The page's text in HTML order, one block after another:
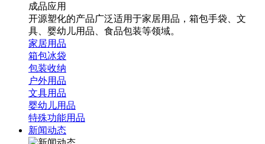
成品应用
开源塑化的产品广泛适用于家居用品，箱包手袋、文
具、婴幼儿用品、食品包装等领域。
家居用品
箱包冰袋
包装收纳
户外用品
文具用品
婴幼儿用品
特殊功能用品
新闻动态